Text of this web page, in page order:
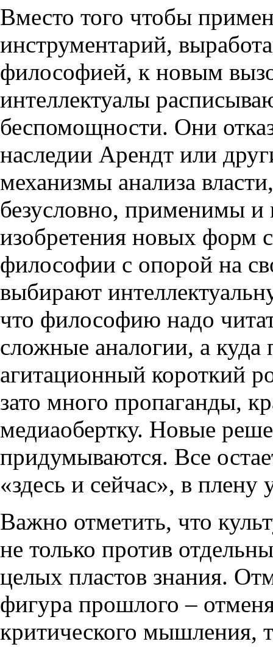
Вместо того чтобы
инструментарий,
философией, к новым
интеллектуалы
беспомощности. Они
наследии Арендт или
механизмы анализа
безусловно, применимы и
изобретения новых форм
философии с опорой на
выбирают
что философию надо
сложные аналогии, а
агитационный короткий
зато много пропаганды,
медиаобертку. Новые
придумываются. Все
«здесь и сейчас», в
Важно отметить, что
не только против
целых пластов знания.
фигура прошлого –
критического мышления,